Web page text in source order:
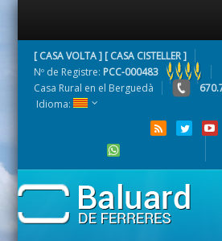
[ CASA VOLTA ] [ CASA CISTELLER ]
Nº de Registre: PCC-000483
Casa Rural en el Berguedà
Idioma: